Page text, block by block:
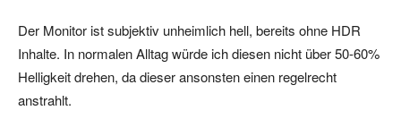
Der Monitor ist subjektiv unheimlich hell, bereits ohne HDR
Inhalte. In normalen Alltag würde ich diesen nicht über 50-60%
Helligkeit drehen, da dieser ansonsten einen regelrecht
anstrahlt.